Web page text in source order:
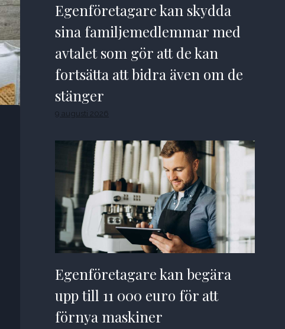
Egenföretagare kan skydda
sina familjemedlemmar med
avtalet som gör att de kan
fortsätta att bidra även om de
stänger
9 augusti 2026
Egenföretagare kan begära
upp till 11 000 euro för att
förnya maskiner